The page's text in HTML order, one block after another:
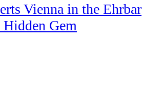
Vienna in the Ehrbar
Hidden Gem